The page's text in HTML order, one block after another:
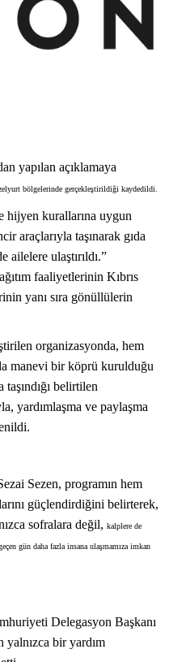
yapılan açıklamaya
bölgelerinde gerçekleştirildiği kaydedildi.
hijyen kurallarına uygun
araçlarıyla taşınarak gıda
ailelere ulaştırıldı.”
faaliyetlerinin Kıbrıs
yanı sıra gönüllülerin
organizasyonda, hem
manevi bir köprü kurulduğu
belirtilen
yardımlaşma ve paylaşma
Sezen, programın hem
güçlendirdiğini belirterek,
sofralara değil, kalplere de
gün daha fazla insana ulaşmamıza imkan
Delegasyon Başkanı
bir yardım